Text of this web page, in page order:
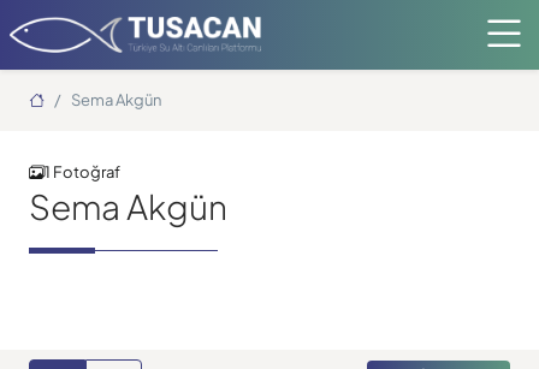
Ana Sayfa
Sema Akgün
1 Fotoğraf
Sema Akgün